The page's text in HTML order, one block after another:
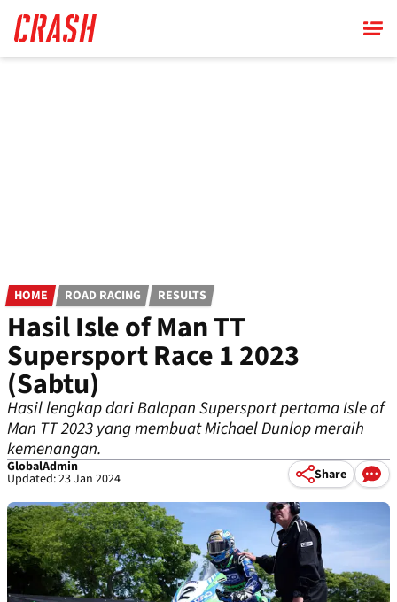
main
content
HOME ROAD RACING RESULTS
Hasil Isle of Man TT
Supersport Race 1 2023
(Sabtu)
Hasil lengkap dari Balapan Supersport pertama Isle of
Man TT 2023 yang membuat Michael Dunlop meraih
kemenangan.
GlobalAdmin
Updated: 23 Jan 2024 Share